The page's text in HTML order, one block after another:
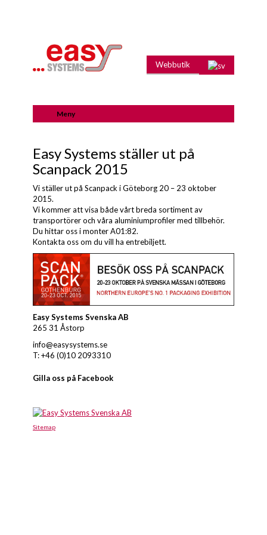
Webbutik
Meny
Easy Systems ställer ut på
Scanpack 2015
Vi ställer ut på Scanpack i Göteborg 20 – 23 oktober
2015.
Vi kommer att visa både vårt breda sortiment av
transportörer och våra aluminiumprofiler med tillbehör.
Du hittar oss i monter A01:82.
Kontakta oss om du vill ha entrebiljett.
Easy Systems Svenska AB
265 31 Åstorp
info@easysystems.se
T: +46 (0)10 2093310
Gilla oss på Facebook
Sitemap